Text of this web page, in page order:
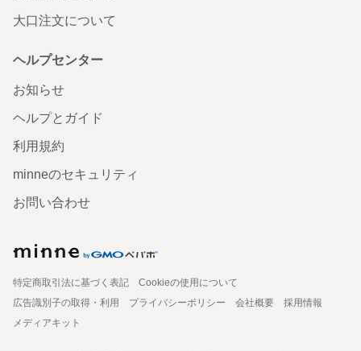
大口注文について
ヘルプセンター
お知らせ
ヘルプとガイド
利用規約
minneのセキュリティ
お問い合わせ
特定商取引法に基づく表記
Cookieの使用について
広告識別子の取得・利用
プライバシーポリシー 会社概要
採用情報
メディアキット